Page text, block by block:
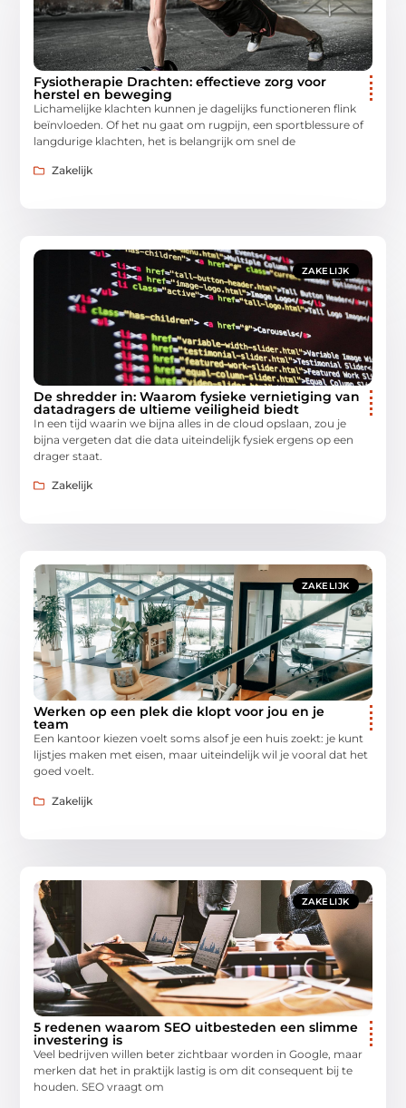
Fysiotherapie Drachten: effectieve zorg voor
herstel en beweging
Lichamelijke klachten kunnen je dagelijks functioneren flink
beïnvloeden. Of het nu gaat om rugpijn, een sportblessure of
langdurige klachten, het is belangrijk om snel de
Zakelijk
ZAKELIJK
De shredder in: Waarom fysieke vernietiging van
datadragers de ultieme veiligheid biedt
In een tijd waarin we bijna alles in de cloud opslaan, zou je
bijna vergeten dat die data uiteindelijk fysiek ergens op een
drager staat.
Zakelijk
ZAKELIJK
Werken op een plek die klopt voor jou en je
team
Een kantoor kiezen voelt soms alsof je een huis zoekt: je kunt
lijstjes maken met eisen, maar uiteindelijk wil je vooral dat het
goed voelt.
Zakelijk
ZAKELIJK
5 redenen waarom SEO uitbesteden een slimme
investering is
Veel bedrijven willen beter zichtbaar worden in Google, maar
merken dat het in praktijk lastig is om dit consequent bij te
houden. SEO vraagt om